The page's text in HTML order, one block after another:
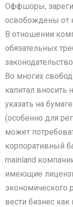
Оффшоры,
освобождены от
В отношении
обязательных
Во многих
капитал вносить
указать на
(особенно для
может
корпоративный
mainland
имеющие
экономического
вести бизнес